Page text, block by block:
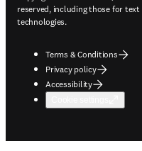
reserved, including those for
technologies.
Terms & Conditions
Privacy policy
Accessibility